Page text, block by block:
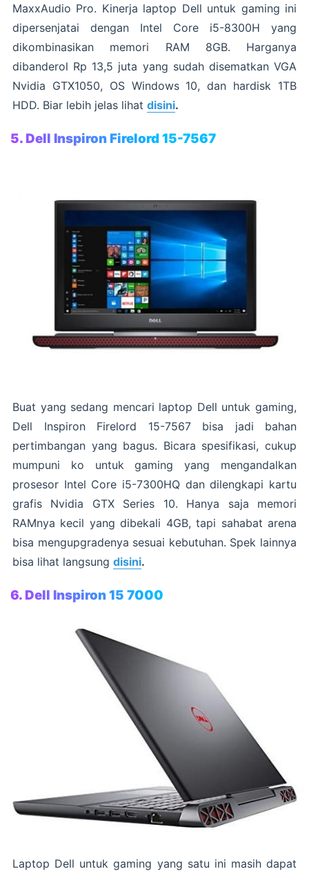
MaxxAudio Pro. Kinerja laptop Dell untuk gaming ini
dipersenjatai dengan Intel Core i5-8300H yang
dikombinasikan memori RAM 8GB. Harganya
dibanderol Rp 13,5 juta yang sudah disematkan VGA
Nvidia GTX1050, OS Windows 10, dan hardisk 1TB
HDD. Biar lebih jelas lihat disini.
5. Dell Inspiron Firelord 15-7567
Buat yang sedang mencari laptop Dell untuk gaming,
Dell Inspiron Firelord 15-7567 bisa jadi bahan
pertimbangan yang bagus. Bicara spesifikasi, cukup
mumpuni ko untuk gaming yang mengandalkan
prosesor Intel Core i5-7300HQ dan dilengkapi kartu
grafis Nvidia GTX Series 10. Hanya saja memori
RAMnya kecil yang dibekali 4GB, tapi sahabat arena
bisa mengupgradenya sesuai kebutuhan. Spek lainnya
bisa lihat langsung disini.
6. Dell Inspiron 15 7000
Laptop Dell untuk gaming yang satu ini masih dapat